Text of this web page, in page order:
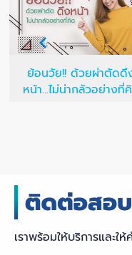
ย้อนวัย!! ด้วยผ่าตัดดึ
หน้า...ไม่น่ากลัวอย่างที่
เราพร้อมให้บริการและ